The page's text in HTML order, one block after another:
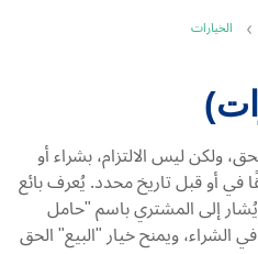
الخيارات
ولكن ليس الالتزام، بشراء أو
أو قبل تاريخ محدد. يُعرف بائع
يُشار إلى المشتري باسم "حامل
الشراء، ويمنح خيار "البيع" الحق